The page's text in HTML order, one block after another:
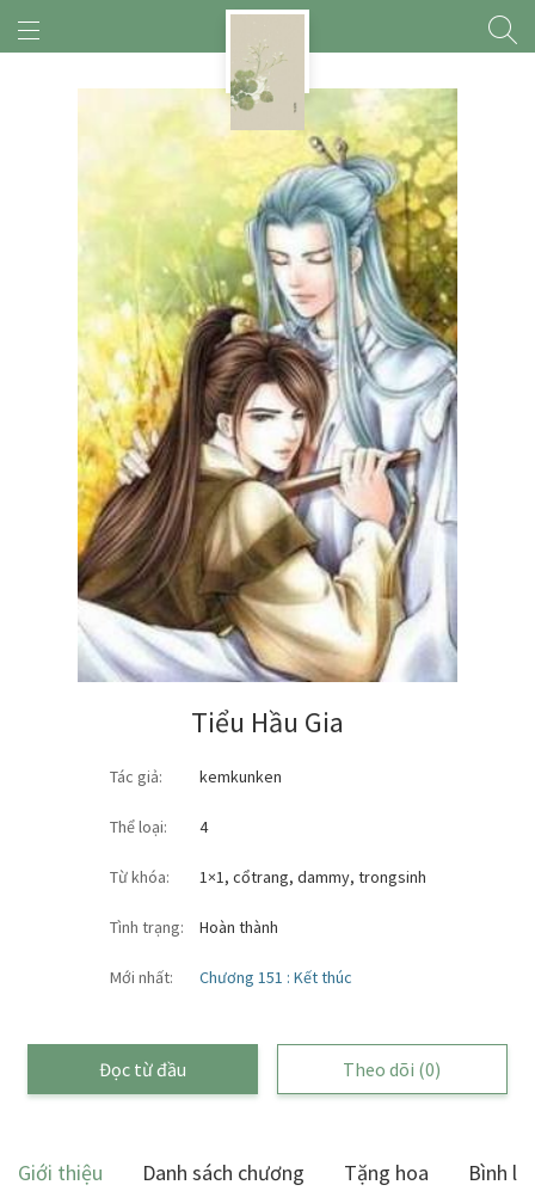
Tiểu Hầu Gia
Tác giả: kemkunken
Thể loại: 4
Từ khóa: 1×1, cổtrang, dammy, trongsinh
Tình trạng: Hoàn thành
Mới nhất: Chương 151 : Kết thúc
Đọc từ đầu Theo dõi (0)
Giới thiệu Danh sách chương Tặng hoa Bình